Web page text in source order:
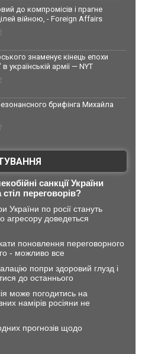
до компромісів і прагне
війною, - Foreign Affairs
знаменує кінець епохи
в українській армії — NYT
брифінга Михайла
санкції України
переговорів?
України по росії стануть
агресору доведеться
поновлення переговорного
- можливо все
попри здоровий глузд і
до останнього
може погодитись на
намірів росіяни не
прогнозів щодо